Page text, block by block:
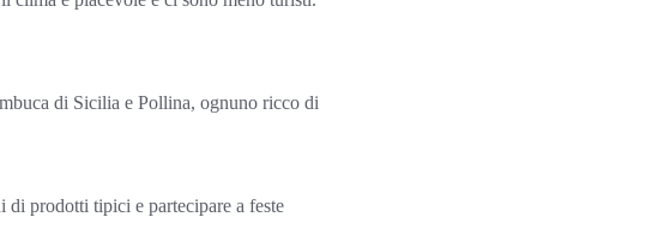
di Sicilia e Pollina, ognuno ricco di
di prodotti tipici e partecipare a feste